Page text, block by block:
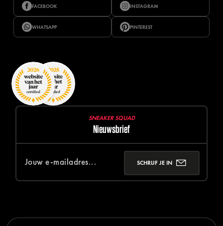
FACEBOOK INSTAGRAM
WHATSAPP PINTEREST
SNEAKER SQUAD
Nieuwsbrief
SCHRIJF JE IN